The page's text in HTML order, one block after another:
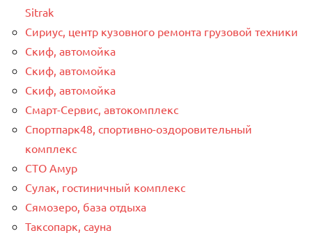
Sitrak
Сириус, центр кузовного ремонта грузовой техники
Скиф, автомойка
Скиф, автомойка
Скиф, автомойка
Смарт-Сервис, автокомплекс
Спортпарк48, спортивно-оздоровительный
комплекс
СТО Амур
Сулак, гостиничный комплекс
Сямозеро, база отдыха
Таксопарк, сауна